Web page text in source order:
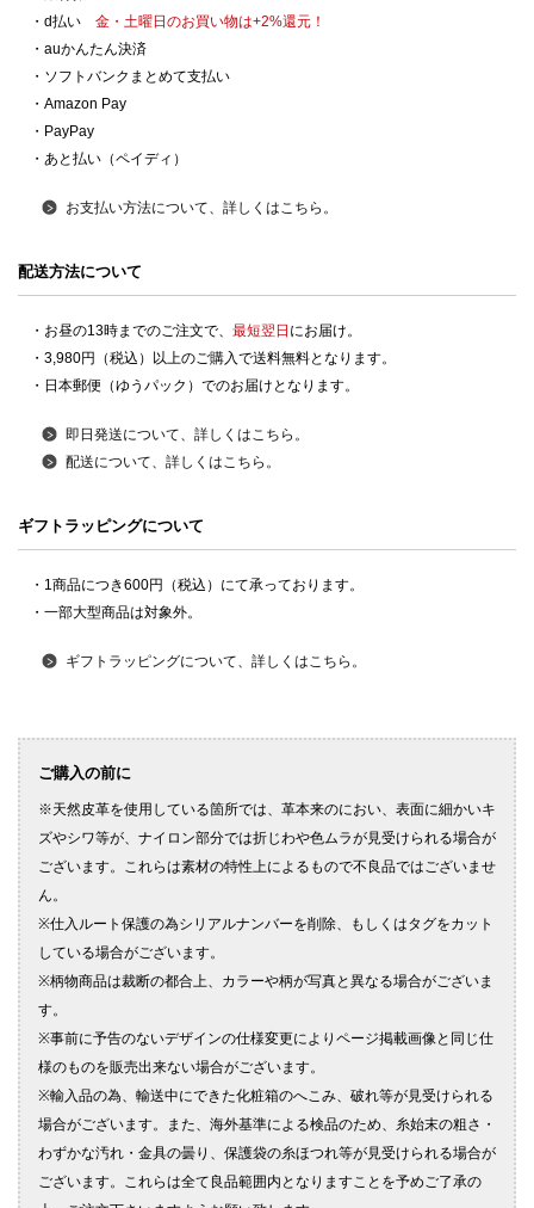
・d払い 金・土曜日のお買い物は+2%還元！
・auかんたん決済
・ソフトバンクまとめて支払い
・Amazon Pay
・PayPay
・あと払い（ペイディ）
お支払い方法について、詳しくはこちら。
配送方法について
・お昼の13時までのご注文で、 最短翌日 にお届け。
・3,980円（税込）以上のご購入で送料無料となります。
・日本郵便（ゆうパック）でのお届けとなります。
即日発送について、詳しくはこちら。
配送について、詳しくはこちら。
ギフトラッピングについて
・1商品につき600円（税込）にて承っております。
・一部大型商品は対象外。
ギフトラッピングについて、詳しくはこちら。